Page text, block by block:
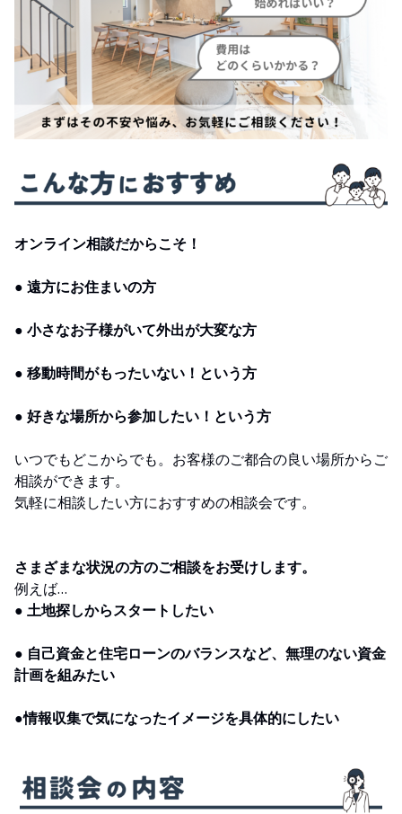
オンライン相談だからこそ！
● 遠方にお住まいの方
● 小さなお子様がいて外出が大変な方
● 移動時間がもったいない！という方
● 好きな場所から参加したい！という方
いつでもどこからでも。お客様のご都合の良い場所からご
相談ができます。
気軽に相談したい方におすすめの相談会です。
さまざまな状況の方のご相談をお受けします。
例えば…
● 土地探しからスタートしたい
● 自己資金と住宅ローンのバランスなど、無理のない資金
計画を組みたい
●情報収集で気になったイメージを具体的にしたい